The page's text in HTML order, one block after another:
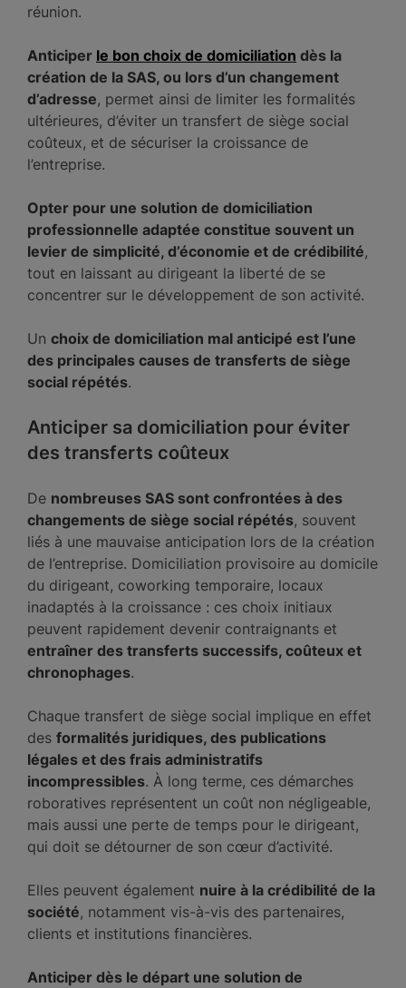
réunion.
Anticiper le bon choix de domiciliation dès la
création de la SAS, ou lors d’un changement
d’adresse, permet ainsi de limiter les formalités
ultérieures, d’éviter un transfert de siège social
coûteux, et de sécuriser la croissance de
l’entreprise.
Opter pour une solution de domiciliation
professionnelle adaptée constitue souvent un
levier de simplicité, d’économie et de crédibilité,
tout en laissant au dirigeant la liberté de se
concentrer sur le développement de son activité.
Un choix de domiciliation mal anticipé est l’une
des principales causes de transferts de siège
social répétés.
Anticiper sa domiciliation pour éviter
des transferts coûteux
De nombreuses SAS sont confrontées à des
changements de siège social répétés, souvent
liés à une mauvaise anticipation lors de la création
de l’entreprise. Domiciliation provisoire au domicile
du dirigeant, coworking temporaire, locaux
inadaptés à la croissance : ces choix initiaux
peuvent rapidement devenir contraignants et
entraîner des transferts successifs, coûteux et
chronophages.
Chaque transfert de siège social implique en effet
des formalités juridiques, des publications
légales et des frais administratifs
incompressibles. À long terme, ces démarches
roboratives représentent un coût non négligeable,
mais aussi une perte de temps pour le dirigeant,
qui doit se détourner de son cœur d’activité.
Elles peuvent également nuire à la crédibilité de la
société, notamment vis-à-vis des partenaires,
clients et institutions financières.
Anticiper dès le départ une solution de